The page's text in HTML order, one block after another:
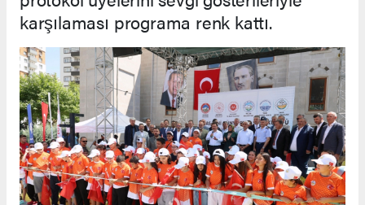
karşılaması programa renk kattı.